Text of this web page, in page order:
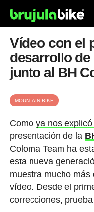
Vídeo con el
desarrollo de
junto al BH
MOUNTAIN BIKE
Como ya nos
presentación de la
Coloma Team ha
esta nueva
muestra mucho más
vídeo. Desde el
correcciones,